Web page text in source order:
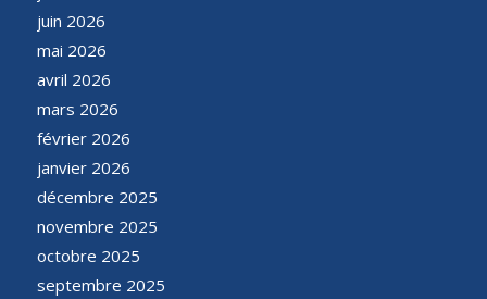
juin 2026
mai 2026
avril 2026
mars 2026
février 2026
janvier 2026
décembre 2025
novembre 2025
octobre 2025
septembre 2025